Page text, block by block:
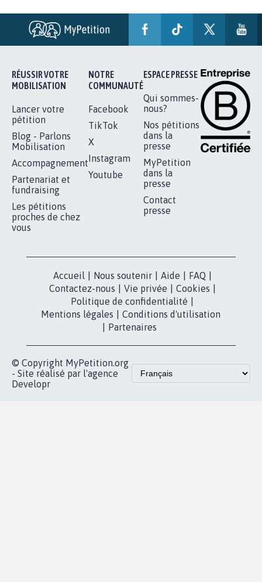
RÉUSSIR VOTRE
MOBILISATION
Lancer votre
pétition
Blog - Parlons
Mobilisation
Accompagnement
Partenariat et
fundraising
Les pétitions
proches de chez
vous
NOTRE
COMMUNAUTÉ
Facebook
TikTok
X
Instagram
Youtube
ESPACE PRESSE
Qui sommes-
nous?
Nos pétitions
dans la
presse
MyPetition
dans la
presse
Contact
presse
Accueil Nous soutenir Aide FAQ
Contactez-nous
Vie privée Cookies
Politique de confidentialité
Mentions légales
Conditions d'utilisation
Partenaires
© Copyright MyPetition.org
- Site réalisé par l'agence
Developr